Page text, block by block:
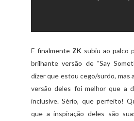
E finalmente ZK subiu ao palco
brilhante versão de "Say
dizer que estou cego/surdo, mas
versão deles foi melhor que a
inclusive. Sério, que perfeito!
que a inspiração deles são